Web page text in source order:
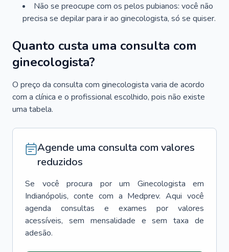
Não se preocupe com os pelos pubianos: você não
precisa se depilar para ir ao ginecologista, só se quiser.
Quanto custa uma consulta com
ginecologista?
O preço da consulta com ginecologista varia de acordo
com a clínica e o profissional escolhido, pois não existe
uma tabela.
Agende uma consulta com valores
reduzidos
Se você procura por um Ginecologista
em
Indianópolis, conte com a Medprev. Aqui você
agenda consultas e exames por valores
acessíveis, sem mensalidade e sem taxa de
adesão.